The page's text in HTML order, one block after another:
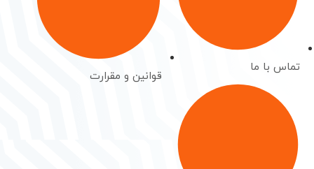
تماس با ما
قوانین و مقرارت